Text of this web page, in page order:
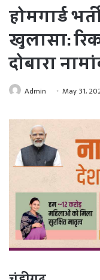
होमगार्ड
खुलासा:
दोबारा
Admin May 31,